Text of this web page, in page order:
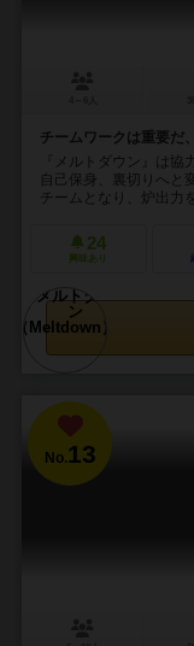
チームワークは重要だ
『メルトダウン』は協
自己保身、裏切りへと
チームとなり、炉出力
24
興味あり
No.13